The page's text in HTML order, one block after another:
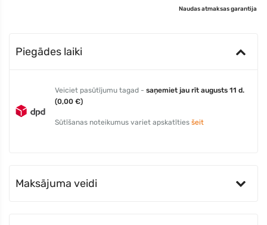
Naudas atmaksas garantija
Piegādes laiki
Veiciet pasūtījumu tagad - saņemiet jau rīt augusts 11 d.
(0,00 €)
Sūtīšanas noteikumus variet apskatīties šeit
Maksājuma veidi